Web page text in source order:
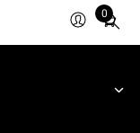
0
Total
items
cart: